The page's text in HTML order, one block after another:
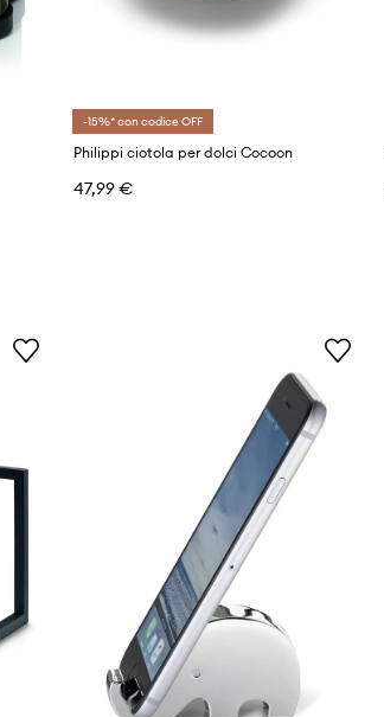
-15%* con codice OFF
Philippi ciotola per dolci Cocoon
47,99 €